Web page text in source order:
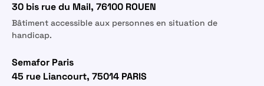
30 bis rue du Mail, 76100 ROUEN
Bâtiment accessible aux personnes en situation de
handicap.
Semafor Paris
45 rue Liancourt, 75014 PARIS